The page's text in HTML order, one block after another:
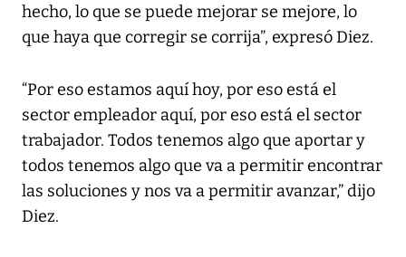
hecho, lo que se puede mejorar se mejore, lo
que haya que corregir se corrija”, expresó Diez.
“Por eso estamos aquí hoy, por eso está el
sector empleador aquí, por eso está el sector
trabajador. Todos tenemos algo que aportar y
todos tenemos algo que va a permitir encontrar
las soluciones y nos va a permitir avanzar,” dijo
Diez.